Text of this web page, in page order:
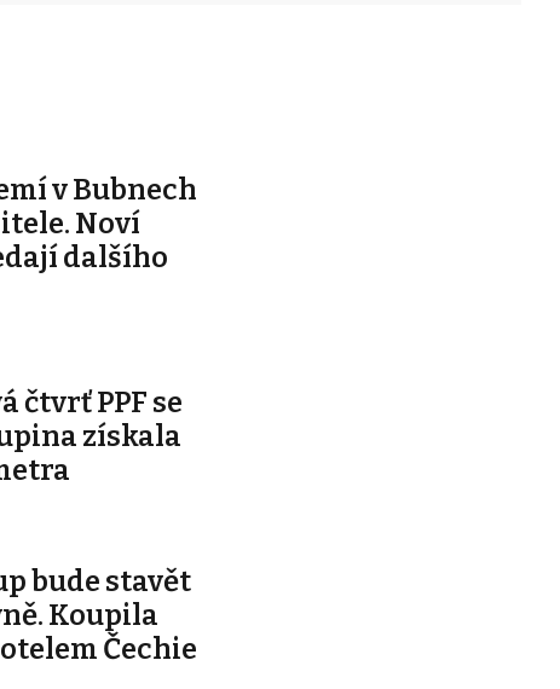
v Bubnech
Noví
dalšího
čtvrť PPF se
získala
bude stavět
Koupila
Čechie